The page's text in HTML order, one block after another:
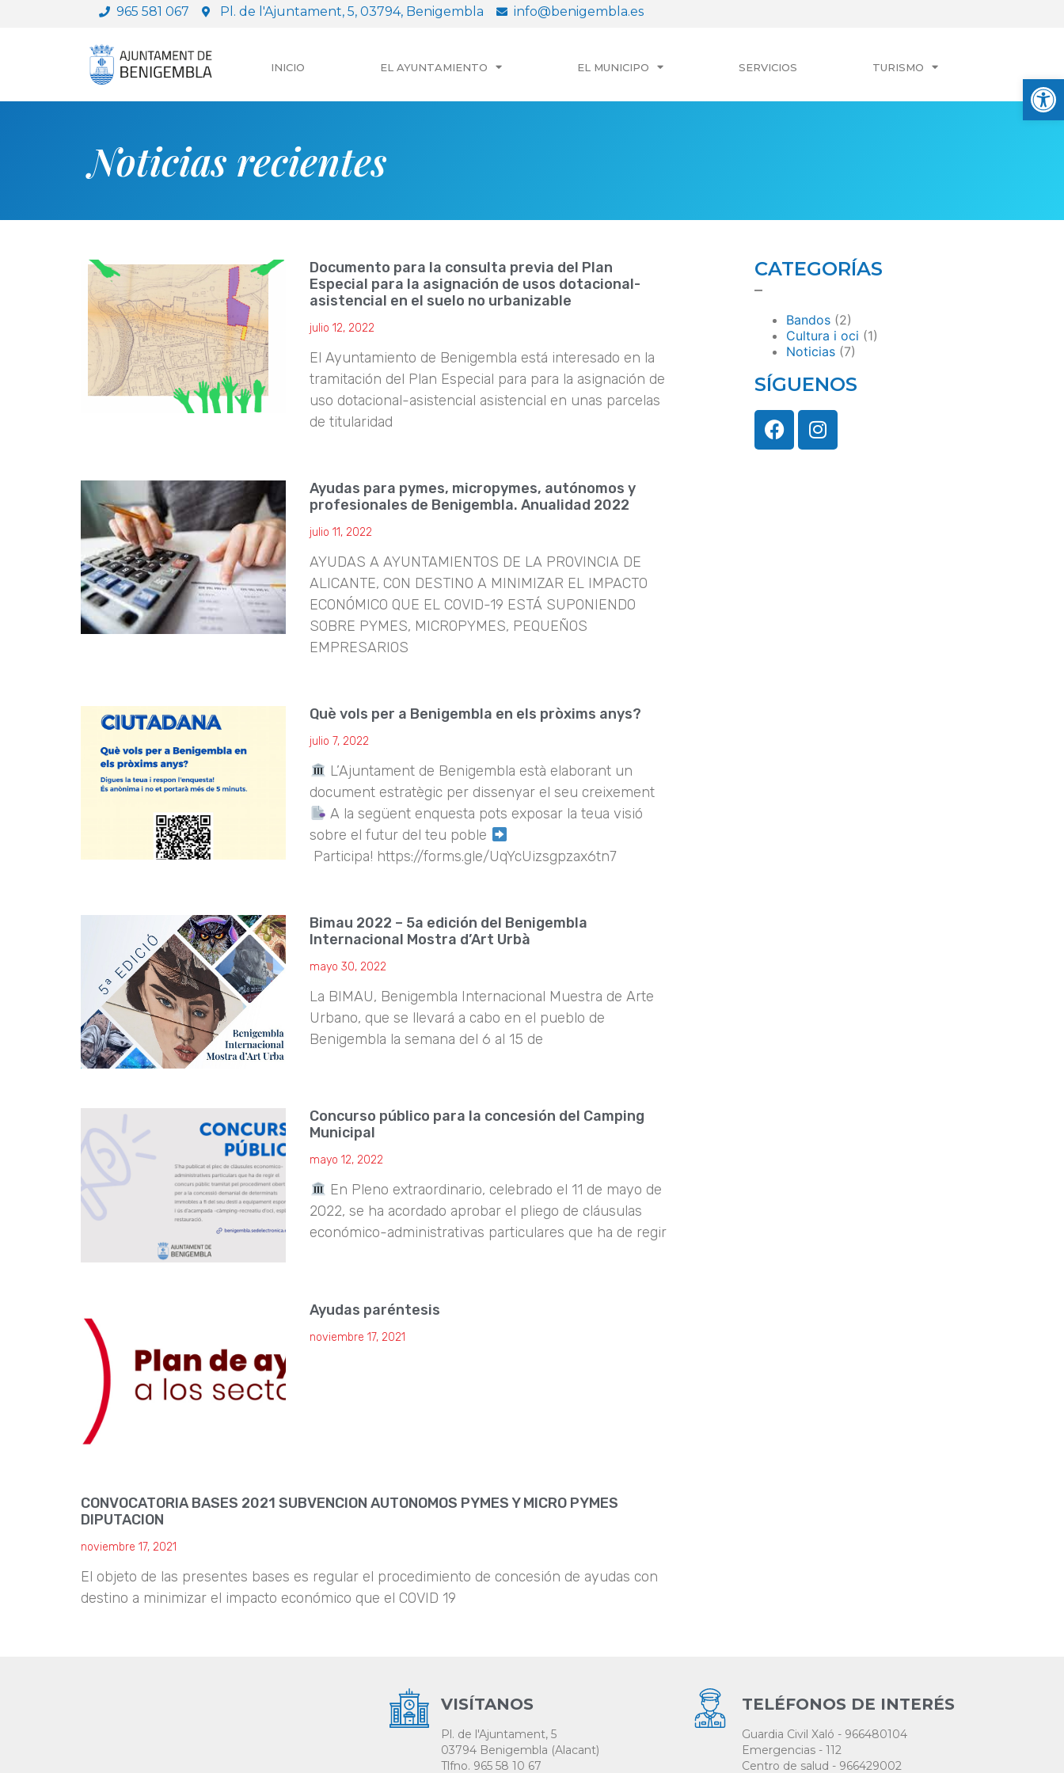
Abrir
965 581 067 Pl. de l'Ajuntament, 5, 03794, Benigembla info@benigembla.es
INICIO EL AYUNTAMIENTO EL MUNICIPO SERVICIOS TURISMO
Noticias recientes
Documento para la consulta previa del Plan
Especial para la asignación de usos dotacional-
asistencial en el suelo no urbanizable
julio 12, 2022
El Ayuntamiento de Benigembla está interesado en la
tramitación del Plan Especial para para la asignación de
uso dotacional-asistencial asistencial en unas parcelas
de titularidad
Ayudas para pymes, micropymes, autónomos y
profesionales de Benigembla. Anualidad 2022
julio 11, 2022
AYUDAS A AYUNTAMIENTOS DE LA PROVINCIA DE
ALICANTE, CON DESTINO A MINIMIZAR EL IMPACTO
ECONÓMICO QUE EL COVID-19 ESTÁ SUPONIENDO
SOBRE PYMES, MICROPYMES, PEQUEÑOS
EMPRESARIOS
Què vols per a Benigembla en els pròxims anys?
julio 7, 2022
L’Ajuntament de Benigembla està elaborant un
document estratègic per dissenyar el seu creixement
A la següent enquesta pots exposar la teua visió
sobre el futur del teu poble
Participa! https://forms.gle/UqYcUizsgpzax6tn7
Bimau 2022 – 5a edición del Benigembla
Internacional Mostra d’Art Urbà
mayo 30, 2022
La BIMAU, Benigembla Internacional Muestra de Arte
Urbano, que se llevará a cabo en el pueblo de
Benigembla la semana del 6 al 15 de
Concurso público para la concesión del Camping
Municipal
mayo 12, 2022
En Pleno extraordinario, celebrado el 11 de mayo de
2022, se ha acordado aprobar el pliego de cláusulas
económico-administrativas particulares que ha de regir
Ayudas paréntesis
noviembre 17, 2021
CONVOCATORIA BASES 2021 SUBVENCION AUTONOMOS PYMES Y MICRO PYMES
DIPUTACION
noviembre 17, 2021
El objeto de las presentes bases es regular el procedimiento de concesión de ayudas con
destino a minimizar el impacto económico que el COVID 19
CATEGORÍAS
–
Bandos (2)
Cultura i oci (1)
Noticias (7)
SÍGUENOS
VISÍTANOS
Pl. de l'Ajuntament, 5
03794 Benigembla (Alacant)
Tlfno. 965 58 10 67
TELÉFONOS DE INTERÉS
Guardia Civil Xaló - 966480104
Emergencias - 112
Centro de salud - 966429002